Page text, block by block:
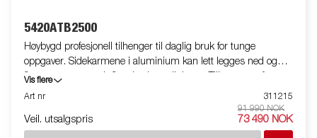
5420ATB2500
Høybygd profesjonell tilhenger til daglig bruk for tunge
oppgaver. Sidekarmene i aluminium kan lett legges ned og
fjernes, noe som gir flere bruksmuligheter. Tilhengeren fungerer
også som en plattform-tilhenger. Kraftige surrefester på
tilhengeren gjør det svært enkelt å sikre lasten. Stort
tilbehørsprogram tilgjengelig. Bildene er kun til illustrative
Vis flere
Art nr
311215
Veil. utsalgspris
91 990 NOK
73 490 NOK